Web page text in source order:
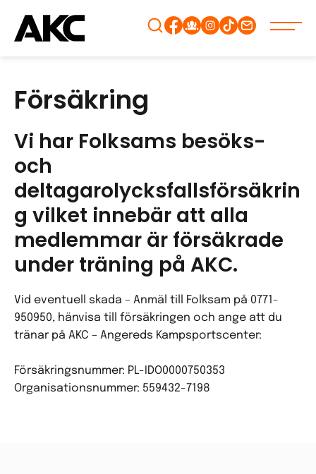
Gå
Försäkring
Vi har Folksams besöks-
och
deltagarolycksfallsförsäkrin
g vilket innebär att alla
medlemmar är försäkrade
under träning på AKC.
Vid eventuell skada – Anmäl till Folksam på 0771-
950950, hänvisa till försäkringen och ange att du
tränar på AKC – Angereds Kampsportscenter:
Försäkringsnummer: PL-IDO0000750353
Organisationsnummer: 559432-7198